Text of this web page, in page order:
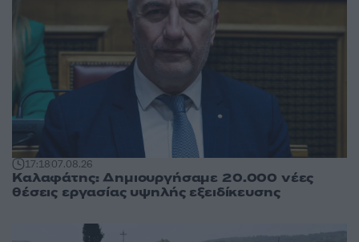
17:1807.08.26
Καλαφάτης: Δημιουργήσαμε 20.000 νέες
θέσεις εργασίας υψηλής εξειδίκευσης